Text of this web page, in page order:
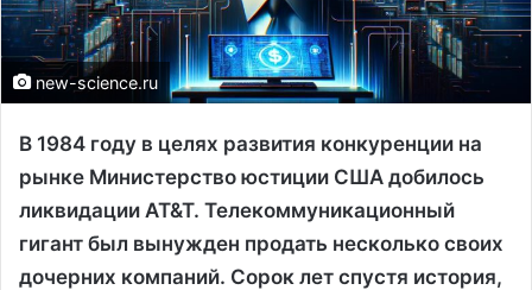
new-science.ru
В 1984 году в целях развития конкуренции на
рынке Министерство юстиции США добилось
ликвидации AT&T. Телекоммуникационный
гигант был вынужден продать несколько своих
дочерних компаний. Сорок лет спустя история,